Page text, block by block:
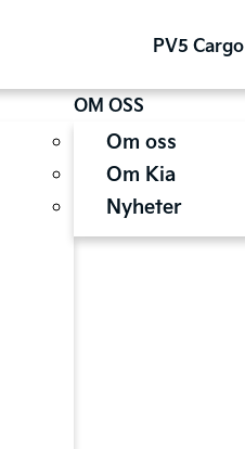
PV5 Cargo
OM OSS
Om oss
Om Kia
Nyheter